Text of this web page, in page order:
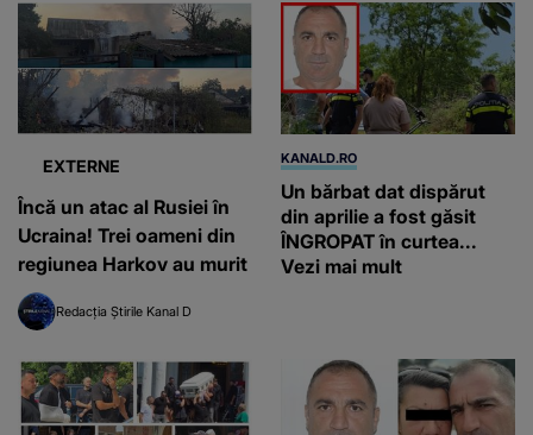
EXTERNE
Încă un atac al Rusiei în
Ucraina! Trei oameni din
regiunea Harkov au murit
Redacția Știrile Kanal D
KANALD.RO
Un bărbat dat dispărut
din aprilie a fost găsit
ÎNGROPAT în curtea...
Vezi mai mult